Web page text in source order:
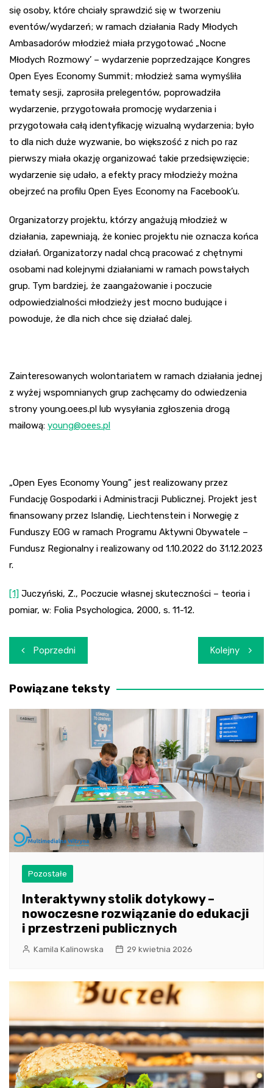
się osoby, które chciały sprawdzić się w tworzeniu
eventów/wydarzeń; w ramach działania Rady Młodych
Ambasadorów młodzież miała przygotować „Nocne
Młodych Rozmowy’ – wydarzenie poprzedzające Kongres
Open Eyes Economy Summit; młodzież sama wymyśliła
tematy sesji, zaprosiła prelegentów, poprowadziła
wydarzenie, przygotowała promocję wydarzenia i
przygotowała całą identyfikację wizualną wydarzenia; było
to dla nich duże wyzwanie, bo większość z nich po raz
pierwszy miała okazję organizować takie przedsięwzięcie;
wydarzenie się udało, a efekty pracy młodzieży można
obejrzeć na profilu Open Eyes Economy na Facebook’u.
Organizatorzy projektu, którzy angażują młodzież w
działania, zapewniają, że koniec projektu nie oznacza końca
działań. Organizatorzy nadal chcą pracować z chętnymi
osobami nad kolejnymi działaniami w ramach powstałych
grup. Tym bardziej, że zaangażowanie i poczucie
odpowiedzialności młodzieży jest mocno budujące i
powoduje, że dla nich chce się działać dalej.
Zainteresowanych wolontariatem w ramach działania jednej
z wyżej wspomnianych grup zachęcamy do odwiedzenia
strony young.oees.pl lub wysyłania zgłoszenia drogą
mailową: young@oees.pl
„Open Eyes Economy Young” jest realizowany przez
Fundację Gospodarki i Administracji Publicznej. Projekt jest
finansowany przez Islandię, Liechtenstein i Norwegię z
Funduszy EOG w ramach Programu Aktywni Obywatele –
Fundusz Regionalny i realizowany od 1.10.2022 do 31.12.2023
r.
[1] Juczyński, Z., Poczucie własnej skuteczności – teoria i
pomiar, w: Folia Psychologica, 2000, s. 11-12.
Nawigacja
wpisu
Poprzedni Kolejny
Powiązane teksty
Pozostałe
Interaktywny stolik dotykowy –
nowoczesne rozwiązanie do edukacji
i przestrzeni publicznych
Kamila Kalinowska 29 kwietnia 2026